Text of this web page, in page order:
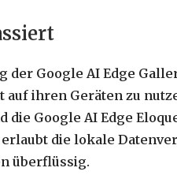
der Google AI Edge
ihren Geräten zu
die Google AI Edge
die lokale
überflüssig.